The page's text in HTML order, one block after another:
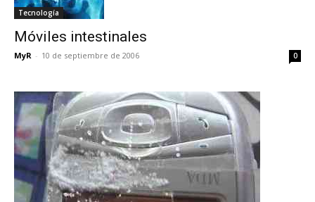
Tecnología
Móviles intestinales
MyR - 10 de septiembre de 2006 0